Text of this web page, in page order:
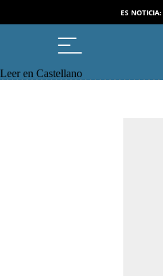
ES NOTICIA:
Leer en Castellano